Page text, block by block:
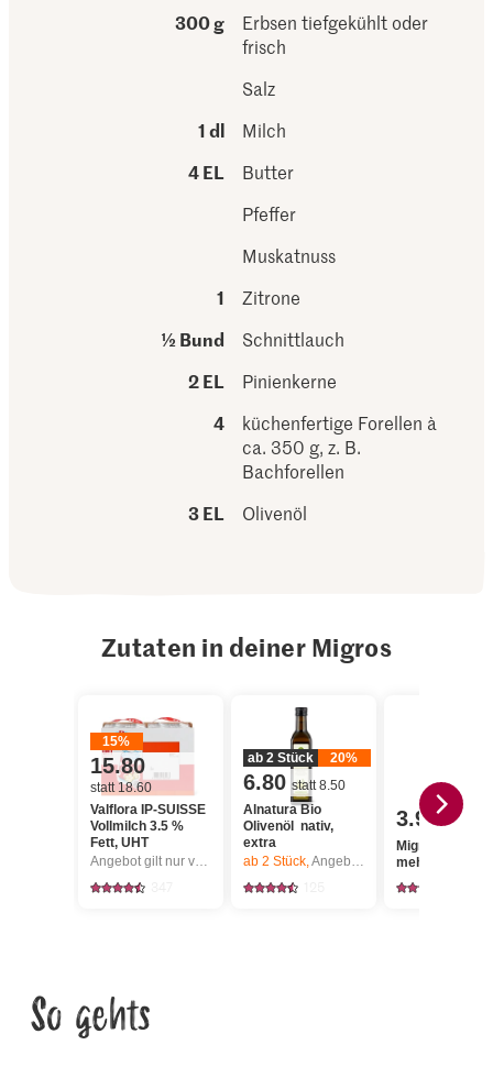
300 g
Erbsen tiefgekühlt oder
frisch
Salz
1 dl
Milch
4 EL
Butter
Pfeffer
Muskatnuss
1
Zitrone
½ Bund
Schnittlauch
2 EL
Pinienkerne
4
küchenfertige Forellen à
ca. 350 g, z. B.
Bachforellen
3 EL
Olivenöl
Zutaten in deiner Migros
15%
15.80
statt 18.60
Valflora IP-SUISSE
Vollmilch 3.5 %
Fett, UHT
Angebot gilt nur vom 6.8. bis 12.8.2026, solange Vorrat.
ab 2 Stück 20%
6.80 statt 8.50
Alnatura Bio
Olivenöl nativ,
extra
ab 2 Stück,Angebot gilt nur vom 6.8. bis 12.8.2026, solange Vorrat.
3.90
Migros
mehligkochend
So gehts